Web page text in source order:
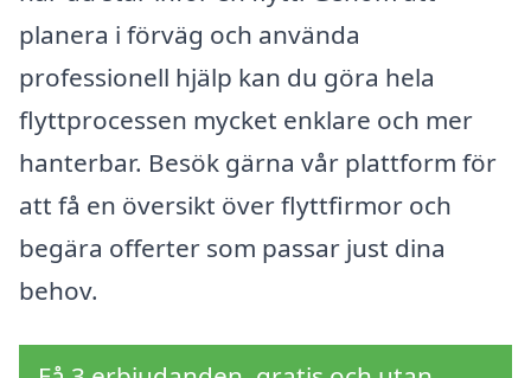
planera i förväg och använda
professionell hjälp kan du göra hela
flyttprocessen mycket enklare och mer
hanterbar. Besök gärna vår plattform för
att få en översikt över flyttfirmor och
begära offerter som passar just dina
behov.